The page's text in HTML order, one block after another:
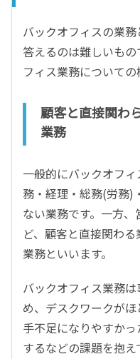
バックオフィスの業
答えるのは難しいも
フィス業務についての
顧客と直接関わ
業務
一般的にバックオフ
務・経理・総務(労務)
ない業務です。一方
ど、顧客と直接関わ
業務といいます。
バックオフィス業務
め、デスクワークが
手不足になりやすか
するなどの課題を抱え